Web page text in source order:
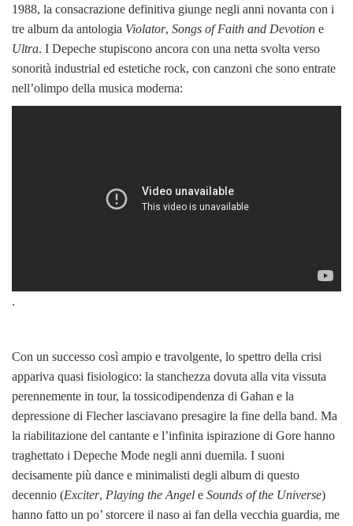
1988, la consacrazione definitiva giunge negli anni novanta con i
tre album da antologia Violator, Songs of Faith and Devotion e
Ultra. I Depeche stupiscono ancora con una netta svolta verso
sonorità industrial ed estetiche rock, con canzoni che sono entrate
nell’olimpo della musica moderna:
.
Con un successo così ampio e travolgente, lo spettro della crisi
appariva quasi fisiologico: la stanchezza dovuta alla vita vissuta
perennemente in tour, la tossicodipendenza di Gahan e la
depressione di Flecher lasciavano presagire la fine della band. Ma
la riabilitazione del cantante e l’infinita ispirazione di Gore hanno
traghettato i Depeche Mode negli anni duemila. I suoni
decisamente più dance e minimalisti degli album di questo
decennio (Exciter, Playing the Angel e Sounds of the Universe)
hanno fatto un po’ storcere il naso ai fan della vecchia guardia, me